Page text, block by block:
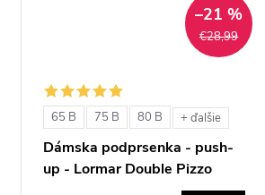
€28,99
–21 %
65 B 75 B 80 B + ďalšie
Dámska podprsenka - push-
up - Lormar Double Pizzo